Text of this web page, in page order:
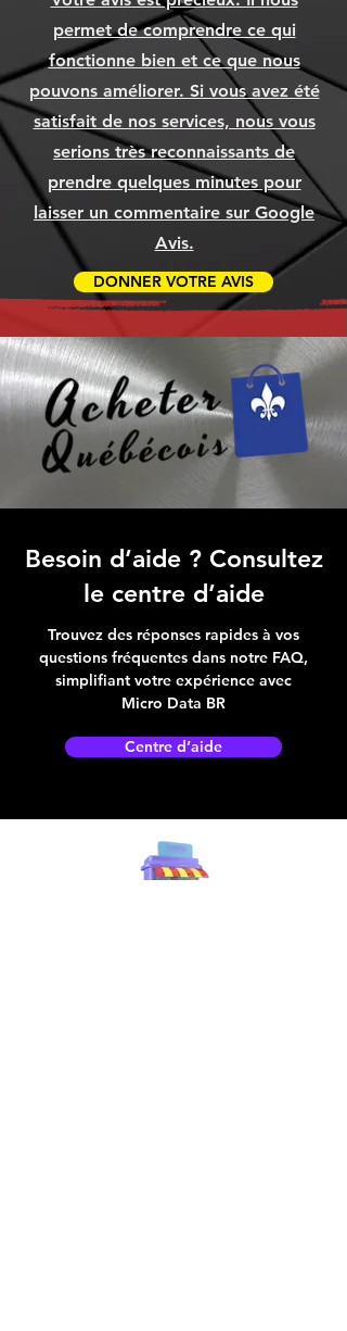
Prix
69,99 $
Ajouter au panier
Prix
69,99 $
Ajouter au panier
Prix
69,99 $
Ajouter au panier
Prix
69,99 $
Ajouter au panier
[COMMANDE]
Prix
79,99 $
Ajouter au panier
[COMMANDE]
Prix
79,99 $
Ajouter au panier
Prix
79,99 $
Ajouter au panier
Prix
69,99 $
Ajouter au panier
WIN11
Prix
1 049,99 $
Ajouter au panier
Ajouter au panier
Ajouter au panier
Ajouter au panier
Ajouter au panier
Ajouter au panier
Ajouter au panier
permet de comprendre ce qui
fonctionne bien et ce que nous
pouvons améliorer. Si vous avez été
satisfait de nos services, nous vous
serions très reconnaissants de
prendre quelques minutes pour
laisser un commentaire sur Google
Avis.
DONNER VOTRE AVIS
Besoin d’aide ? Consultez
le centre d’aide
Trouvez des réponses rapides à vos
questions fréquentes dans notre FAQ,
simplifiant votre expérience avec
Micro Data BR
Centre d’aide